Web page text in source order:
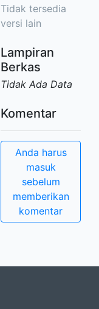
Tidak tersedia
versi lain
Lampiran
Berkas
Tidak Ada Data
Komentar
Anda harus
masuk
sebelum
memberikan
komentar